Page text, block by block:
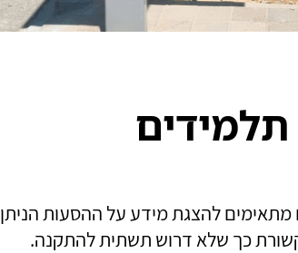
מתאימים להצגת מידע על ההסעות הניתן
כך שלא דרוש תשתית להתקנה.